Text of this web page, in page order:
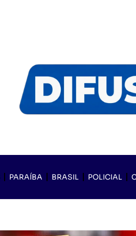
PARAÍBA BRASIL POLICIAL